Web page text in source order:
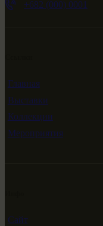
+682 (000) 0001
Главная
Выставки
Коллекции
Мероприятия
Сайт